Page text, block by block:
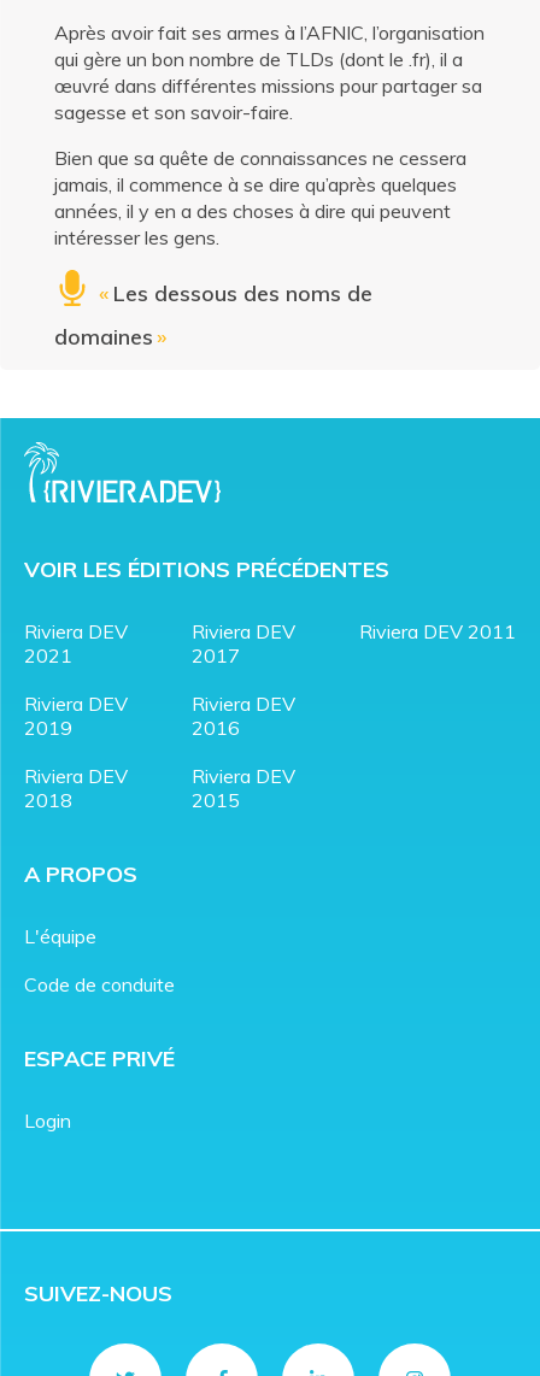
Après avoir fait ses armes à l’AFNIC, l’organisation
qui gère un bon nombre de TLDs (dont le .fr), il a
œuvré dans différentes missions pour partager sa
sagesse et son savoir-faire.
Bien que sa quête de connaissances ne cessera
jamais, il commence à se dire qu’après quelques
années, il y en a des choses à dire qui peuvent
intéresser les gens.
« Les dessous des noms de
domaines»
VOIR LES ÉDITIONS PRÉCÉDENTES
Riviera DEV
2021
Riviera DEV
2019
Riviera DEV
2018
Riviera DEV
2017
Riviera DEV
2016
Riviera DEV
2015
Riviera DEV 2011
A PROPOS
L'équipe
Code de conduite
ESPACE PRIVÉ
Login
SUIVEZ-NOUS